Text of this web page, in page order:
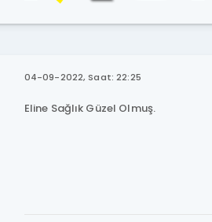
04-09-2022, Saat: 22:25
Eline Sağlık Güzel Olmuş.